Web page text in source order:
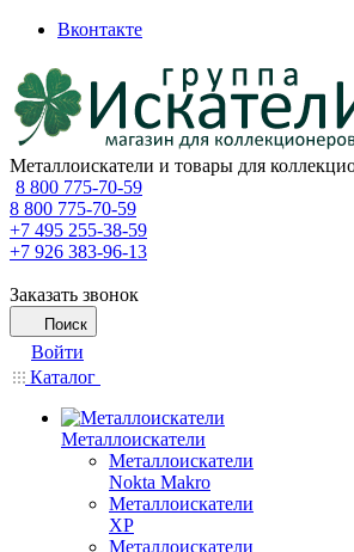
Вконтакте
Металлоискатели и товары для
8 800 775-70-59
8 800 775-70-59
+7 495 255-38-59
+7 926 383-96-13
Заказать звонок
Поиск
Войти
Каталог
Металлоискатели
Металлоискатели
Nokta Makro
Металлоискатели
XP
Металлоискатели